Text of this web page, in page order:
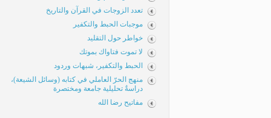
تعدد الزوجات في القرآن والتاريخ
موجبات الحبط والتكفير
خواطر حول التقليد
لا تموت فتاواك بموتك
الحبط والتكفير، شبهات وردود
منهج الحرّ العاملي في كتابه (وسائل الشيعة)،
دراسةٌ تحليلية جامعة ومختصرة
مفاتيح رضا الله